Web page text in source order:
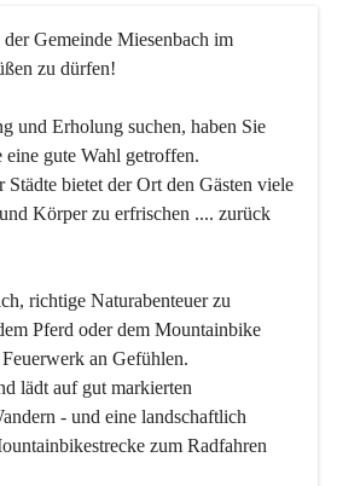
Gemeinde Miesenbach im
zu dürfen!
und Erholung suchen, haben Sie
eine gute Wahl getroffen.
bietet der Ort den Gästen viele
Körper zu erfrischen .... zurück
richtige Naturabenteuer zu
Pferd oder dem Mountainbike
an Gefühlen.
lädt auf gut markierten
- und eine landschaftlich
zum Radfahren